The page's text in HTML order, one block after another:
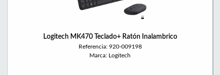
Logitech MK470 Teclado+ Ratón Inalambrico
Referencia: 920-009198
Marca: Logitech